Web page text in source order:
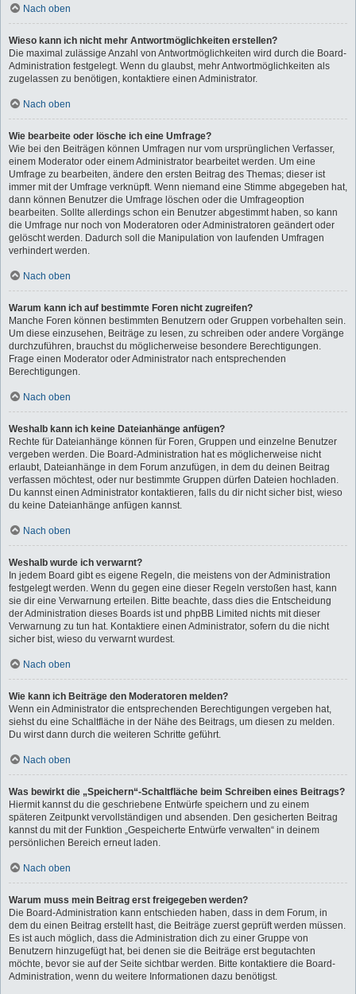
Nach oben
Wieso kann ich nicht mehr Antwortmöglichkeiten erstellen?
Die maximal zulässige Anzahl von Antwortmöglichkeiten wird durch die Board-
Administration festgelegt. Wenn du glaubst, mehr Antwortmöglichkeiten als
zugelassen zu benötigen, kontaktiere einen Administrator.
Nach oben
Wie bearbeite oder lösche ich eine Umfrage?
Wie bei den Beiträgen können Umfragen nur vom ursprünglichen Verfasser,
einem Moderator oder einem Administrator bearbeitet werden. Um eine
Umfrage zu bearbeiten, ändere den ersten Beitrag des Themas; dieser ist
immer mit der Umfrage verknüpft. Wenn niemand eine Stimme abgegeben hat,
dann können Benutzer die Umfrage löschen oder die Umfrageoption
bearbeiten. Sollte allerdings schon ein Benutzer abgestimmt haben, so kann
die Umfrage nur noch von Moderatoren oder Administratoren geändert oder
gelöscht werden. Dadurch soll die Manipulation von laufenden Umfragen
verhindert werden.
Nach oben
Warum kann ich auf bestimmte Foren nicht zugreifen?
Manche Foren können bestimmten Benutzern oder Gruppen vorbehalten sein.
Um diese einzusehen, Beiträge zu lesen, zu schreiben oder andere Vorgänge
durchzuführen, brauchst du möglicherweise besondere Berechtigungen.
Frage einen Moderator oder Administrator nach entsprechenden
Berechtigungen.
Nach oben
Weshalb kann ich keine Dateianhänge anfügen?
Rechte für Dateianhänge können für Foren, Gruppen und einzelne Benutzer
vergeben werden. Die Board-Administration hat es möglicherweise nicht
erlaubt, Dateianhänge in dem Forum anzufügen, in dem du deinen Beitrag
verfassen möchtest, oder nur bestimmte Gruppen dürfen Dateien hochladen.
Du kannst einen Administrator kontaktieren, falls du dir nicht sicher bist, wieso
du keine Dateianhänge anfügen kannst.
Nach oben
Weshalb wurde ich verwarnt?
In jedem Board gibt es eigene Regeln, die meistens von der Administration
festgelegt werden. Wenn du gegen eine dieser Regeln verstoßen hast, kann
sie dir eine Verwarnung erteilen. Bitte beachte, dass dies die Entscheidung
der Administration dieses Boards ist und phpBB Limited nichts mit dieser
Verwarnung zu tun hat. Kontaktiere einen Administrator, sofern du die nicht
sicher bist, wieso du verwarnt wurdest.
Nach oben
Wie kann ich Beiträge den Moderatoren melden?
Wenn ein Administrator die entsprechenden Berechtigungen vergeben hat,
siehst du eine Schaltfläche in der Nähe des Beitrags, um diesen zu melden.
Du wirst dann durch die weiteren Schritte geführt.
Nach oben
Was bewirkt die „Speichern“-Schaltfläche beim Schreiben eines Beitrags?
Hiermit kannst du die geschriebene Entwürfe speichern und zu einem
späteren Zeitpunkt vervollständigen und absenden. Den gesicherten Beitrag
kannst du mit der Funktion „Gespeicherte Entwürfe verwalten“ in deinem
persönlichen Bereich erneut laden.
Nach oben
Warum muss mein Beitrag erst freigegeben werden?
Die Board-Administration kann entschieden haben, dass in dem Forum, in
dem du einen Beitrag erstellt hast, die Beiträge zuerst geprüft werden müssen.
Es ist auch möglich, dass die Administration dich zu einer Gruppe von
Benutzern hinzugefügt hat, bei denen sie die Beiträge erst begutachten
möchte, bevor sie auf der Seite sichtbar werden. Bitte kontaktiere die Board-
Administration, wenn du weitere Informationen dazu benötigst.